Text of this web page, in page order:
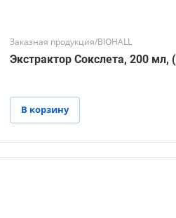
Заказная продукция/BIOHALL
Экстрактор Сокслета, 200 мл,
В корзину